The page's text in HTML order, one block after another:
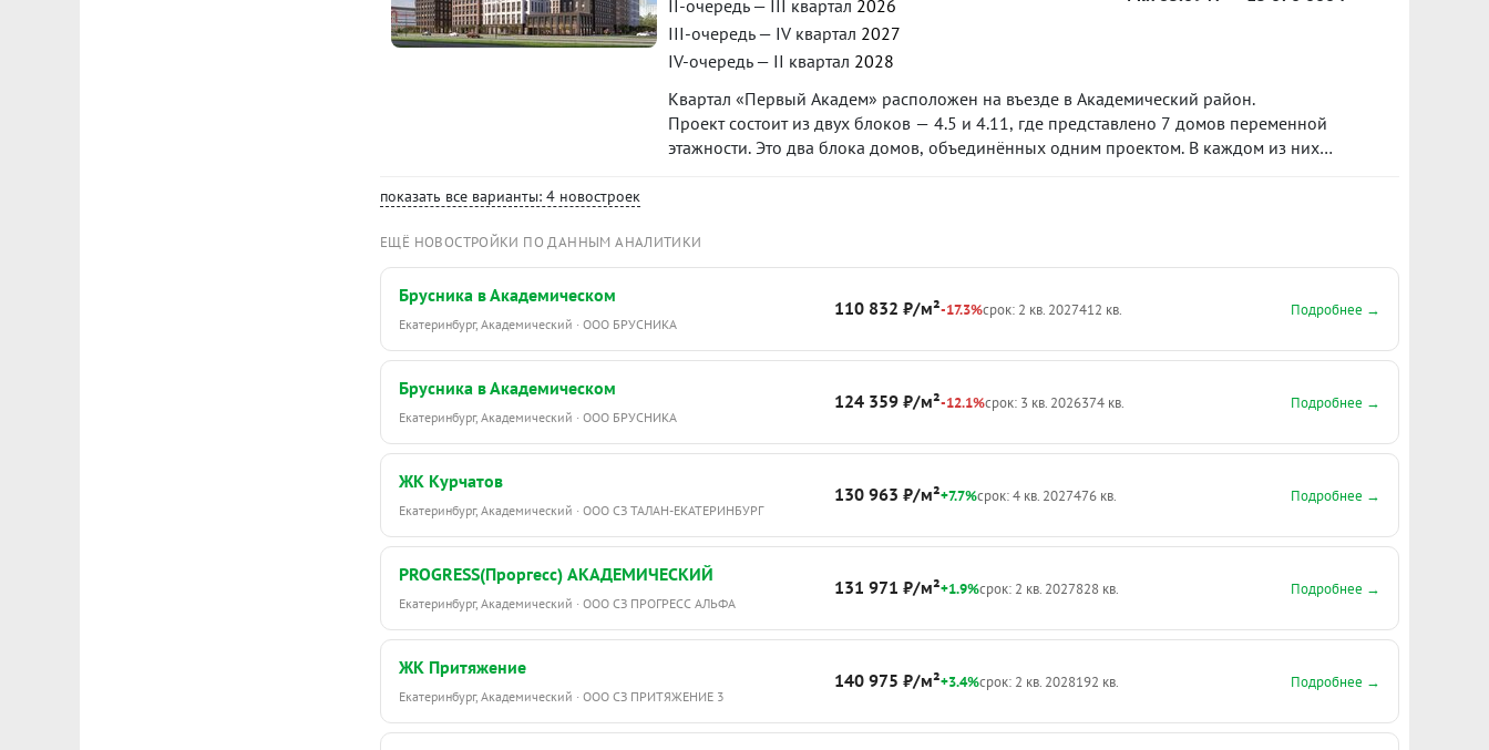
II-очередь — III квартал 2026
III-очередь — IV квартал 2027
IV-очередь — II квартал 2028
Квартал «Первый Академ» расположен на въезде в Академический район.
Проект состоит из двух блоков — 4.5 и 4.11, где представлено 7 домов переменной
этажности. Это два блока домов, объединённых одним проектом. В каждом из них
показать все варианты: 4 новостроек
ЕЩЁ НОВОСТРОЙКИ ПО ДАННЫМ АНАЛИТИКИ
Брусника в Академическом
Екатеринбург, Академический · ООО БРУСНИКА
110 832 ₽/м²-17.3%срок: 2 кв. 2027412 кв. Подробнее →
Брусника в Академическом
Екатеринбург, Академический · ООО БРУСНИКА
124 359 ₽/м²-12.1%срок: 3 кв. 2026374 кв. Подробнее →
ЖК Курчатов
Екатеринбург, Академический · ООО СЗ ТАЛАН-ЕКАТЕРИНБУРГ
130 963 ₽/м²+7.7%срок: 4 кв. 2027476 кв. Подробнее →
PROGRESS(Проргесс) АКАДЕМИЧЕСКИЙ
Екатеринбург, Академический · ООО СЗ ПРОГРЕСС АЛЬФА
131 971 ₽/м²+1.9%срок: 2 кв. 2027828 кв. Подробнее →
ЖК Притяжение
Екатеринбург, Академический · ООО СЗ ПРИТЯЖЕНИЕ 3
140 975 ₽/м²+3.4%срок: 2 кв. 2028192 кв. Подробнее →